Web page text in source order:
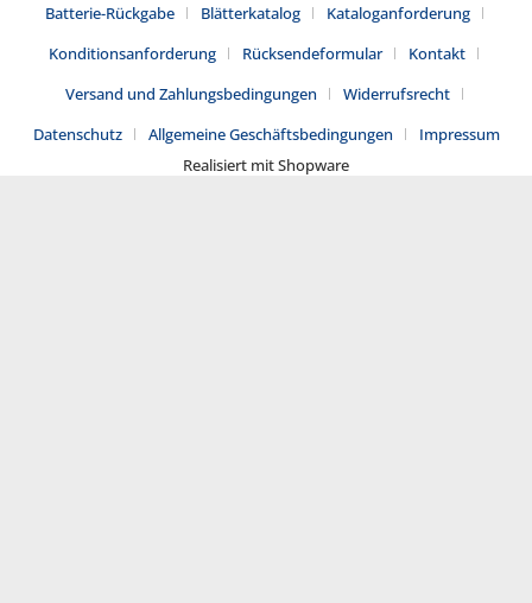
Batterie-Rückgabe Blätterkatalog
Kataloganforderung
Konditionsanforderung
Rücksendeformular
Kontakt
Versand und Zahlungsbedingungen
Widerrufsrecht
Datenschutz
Allgemeine Geschäftsbedingungen
Impressum
Realisiert mit Shopware